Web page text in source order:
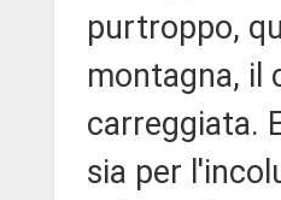
purtroppo,
montagna, il
carreggiata.
sia per